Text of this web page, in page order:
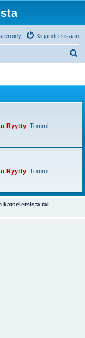
Kirjaudu sisään
Ryytty Tommi
Ryytty Tommi
katselemista tai